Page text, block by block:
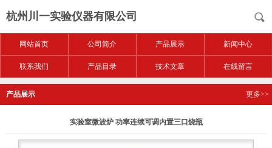
杭州川一实验仪器有限公司
网站首页 公司简介 产品展示 新闻中心
联系我们 产品目录 技术文章 在线留言
产品展示 更多>>
实验室微波炉 功率连续可调内置三口烧瓶